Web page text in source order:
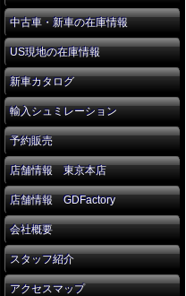
中古車・新車の在庫情報
US現地の在庫情報
新車カタログ
輸入シュミレーション
予約販売
店舗情報 東京本店
店舗情報 GDFactory
会社概要
スタッフ紹介
アクセスマップ